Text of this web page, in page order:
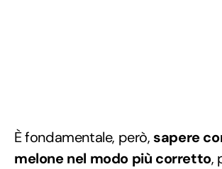
È fondamentale, però, sapere
melone nel modo più corretto,